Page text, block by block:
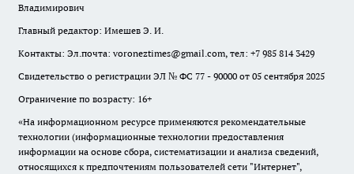
Владимирович
Главный редактор: Имешев Э. И.
Контакты: Эл.почта: voroneztimes@gmail.com, тел: +7 985 814 3429
Свидетельство о регистрации ЭЛ № ФС 77 - 90000 от 05 сентября 2025
Ограничение по возрасту: 16+
«На информационном ресурсе применяются рекомендательные
технологии (информационные технологии предоставления
информации на основе сбора, систематизации и анализа сведений,
относящихся к предпочтениям пользователей сети "Интернет",